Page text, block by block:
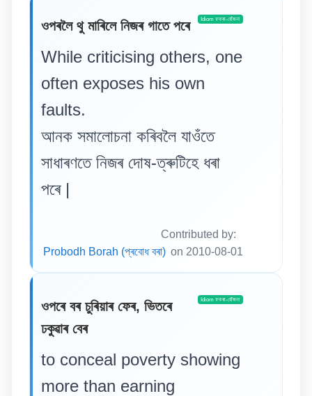
Idiom ফকৰা-যোঁজনা
ওপৰলৈ থু মাৰিলে নিজৰ গাতে পৰে
While criticising others, one
often exposes his own
faults.
আনক সমালোচনা কৰিবলৈ যাওঁতে
সাধাৰণতে নিজৰ দোষ-ত্ৰুটিহে ধৰা
পৰে |
Contributed by:
Probodh Borah (প্ৰবোধ বৰা) on 2010-08-01
Idiom ফকৰা-যোঁজনা
ওপৰে বৰ চুৰিয়াৰ ফেৰ, ভিতৰে
ঢকুৱাৰ বেৰ
to conceal poverty showing
more than earning